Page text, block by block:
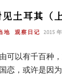
土耳其（上
地 观察日记 2015
可以有千百种
恋，或许是因